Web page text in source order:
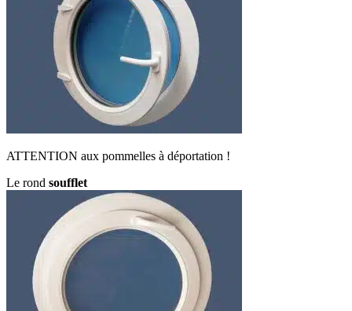
ATTENTION aux pommelles à déportation !
Le rond soufflet